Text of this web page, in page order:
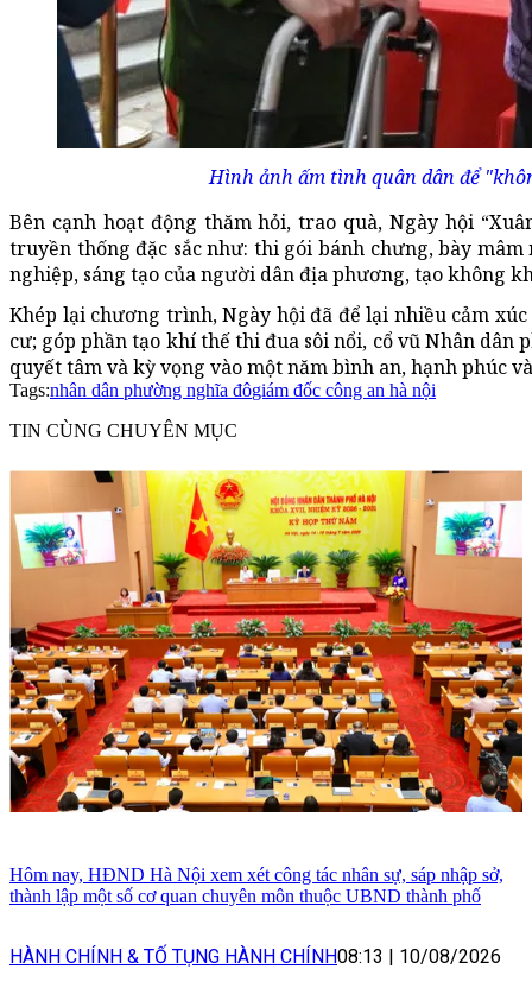
Hình ảnh ấm tình quân dân để
Bên cạnh hoạt động thăm hỏi, trao quà, Ngày hội
truyền thống đặc sắc như: thi gói bánh chưng, bày
nghiệp, sáng tạo của người dân địa phương, tạo không
Khép lại chương trình, Ngày hội đã để lại nhiều cảm
cư; góp phần tạo khí thế thi đua sôi nổi, cổ vũ Nhân
quyết tâm và kỳ vọng vào một năm bình an, hạnh phúc
Tags:nhân dân phường nghĩa đôgiám đốc công an hà nội
TIN CÙNG CHUYÊN MỤC
Hôm nay, HĐND Hà Nội xem xét công tác nhân sự, sáp nhập sở,
thành lập một số cơ quan chuyên môn thuộc UBND thành phố
HÀNH CHÍNH & TỐ TỤNG HÀNH CHÍNH08:13 10/08/2026